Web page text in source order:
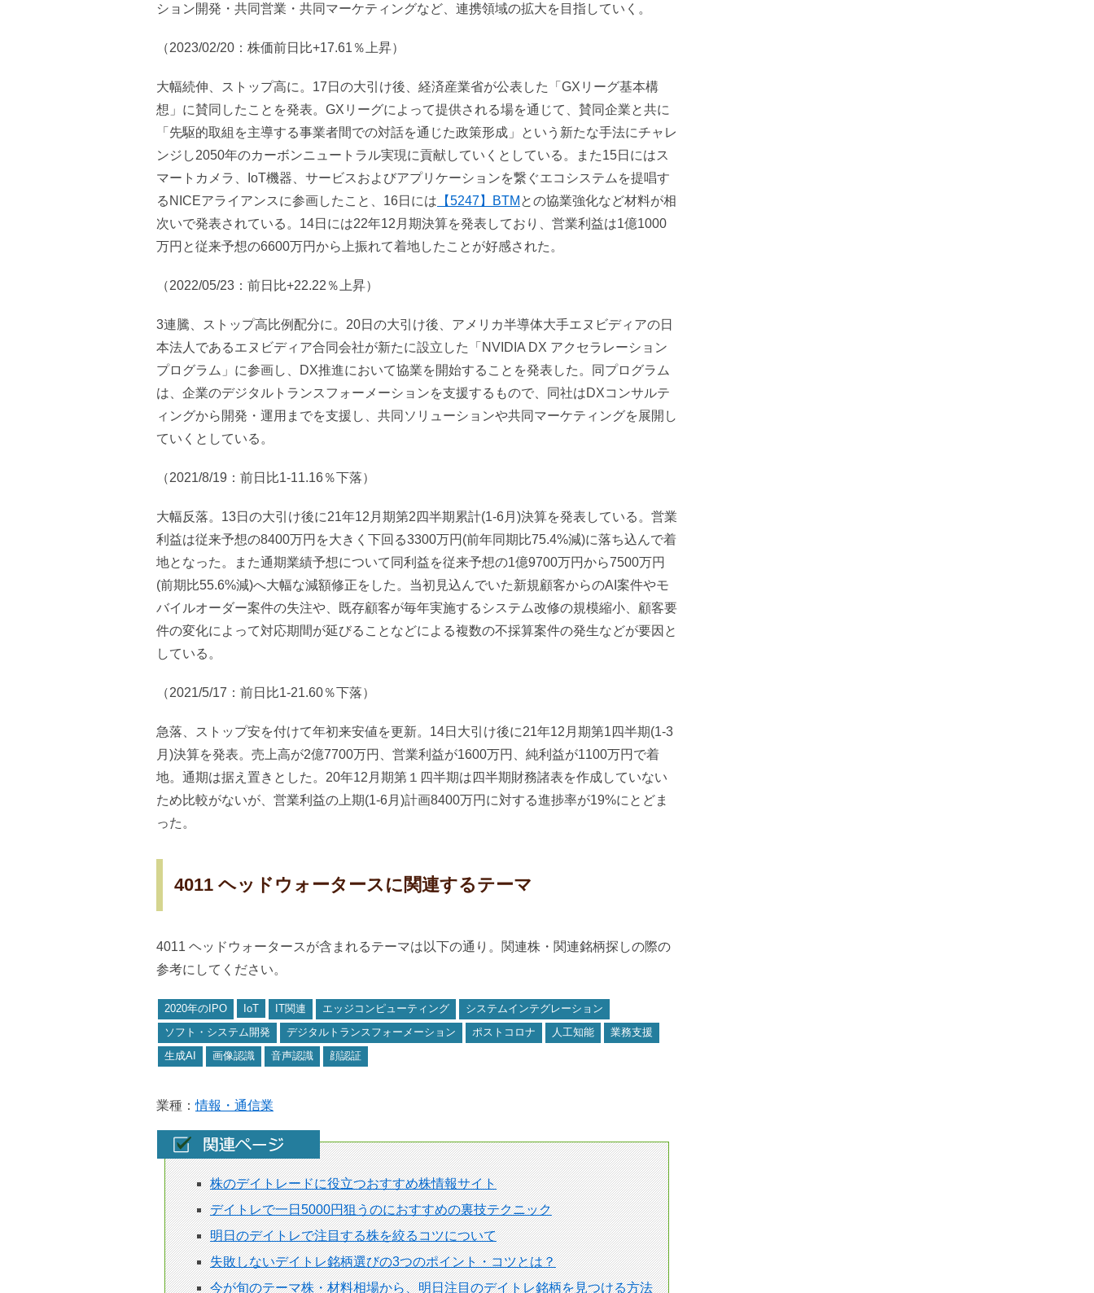
ション開発・共同営業・共同マーケティングなど、連携領域の拡大を目指していく。
（2023/02/20：株価前日比+17.61％上昇）
大幅続伸、ストップ高に。17日の大引け後、経済産業省が公表した「GXリーグ基本構
想」に賛同したことを発表。GXリーグによって提供される場を通じて、賛同企業と共に
「先駆的取組を主導する事業者間での対話を通じた政策形成」という新たな手法にチャレ
ンジし2050年のカーボンニュートラル実現に貢献していくとしている。また15日にはス
マートカメラ、IoT機器、サービスおよびアプリケーションを繋ぐエコシステムを提唱す
るNICEアライアンスに参画したこと、16日には 【5247】BTM との協業強化など材料が相
次いで発表されている。14日には22年12月期決算を発表しており、営業利益は1億1000
万円と従来予想の6600万円から上振れて着地したことが好感された。
（2022/05/23：前日比+22.22％上昇）
3連騰、ストップ高比例配分に。20日の大引け後、アメリカ半導体大手エヌビディアの日
本法人であるエヌビディア合同会社が新たに設立した「NVIDIA DX アクセラレーション
プログラム」に参画し、DX推進において協業を開始することを発表した。同プログラム
は、企業のデジタルトランスフォーメーションを支援するもので、同社はDXコンサルテ
ィングから開発・運用までを支援し、共同ソリューションや共同マーケティングを展開し
ていくとしている。
（2021/8/19：前日比1-11.16％下落）
大幅反落。13日の大引け後に21年12月期第2四半期累計(1-6月)決算を発表している。営業
利益は従来予想の8400万円を大きく下回る3300万円(前年同期比75.4%減)に落ち込んで着
地となった。また通期業績予想について同利益を従来予想の1億9700万円から7500万円
(前期比55.6%減)へ大幅な減額修正をした。当初見込んでいた新規顧客からのAI案件やモ
バイルオーダー案件の失注や、既存顧客が毎年実施するシステム改修の規模縮小、顧客要
件の変化によって対応期間が延びることなどによる複数の不採算案件の発生などが要因と
している。
（2021/5/17：前日比1-21.60％下落）
急落、ストップ安を付けて年初来安値を更新。14日大引け後に21年12月期第1四半期(1-3
月)決算を発表。売上高が2億7700万円、営業利益が1600万円、純利益が1100万円で着
地。通期は据え置きとした。20年12月期第１四半期は四半期財務諸表を作成していない
ため比較がないが、営業利益の上期(1-6月)計画8400万円に対する進捗率が19%にとどま
った。
4011 ヘッドウォータースに関連するテーマ
4011 ヘッドウォータースが含まれるテーマは以下の通り。関連株・関連銘柄探しの際の
参考にしてください。
2020年のIPO IoT IT関連 エッジコンピューティング
システムインテグレーション
ソフト・システム開発
デジタルトランスフォーメーション ポストコロナ 人工知能
業務支援
生成AI
画像認識 音声認識 顔認証
業種：情報・通信業
株のデイトレードに役立つおすすめ株情報サイト
デイトレで一日5000円狙うのにおすすめの裏技テクニック
明日のデイトレで注目する株を絞るコツについて
失敗しないデイトレ銘柄選びの3つのポイント・コツとは？
今が旬のテーマ株・材料相場から、明日注目のデイトレ銘柄を見つける方法